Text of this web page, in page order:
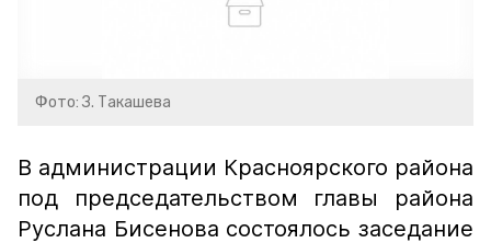
Фото: З. Такашева
В администрации Красноярского района
под председательством главы района
Руслана Бисенова состоялось заседание